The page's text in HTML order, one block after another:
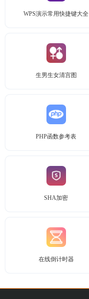
WPS演示常用快捷键大全
生男生女清宫图
PHP函数参考表
SHA加密
在线倒计时器